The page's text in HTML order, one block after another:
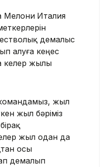
Мелони Италия
демалыс
алуға кеңес
келер жылы
командамыз, жыл
жыл бәріміз
жыл одан да
осы
демалып